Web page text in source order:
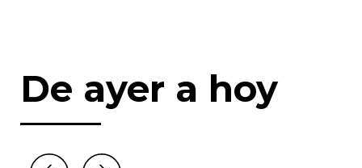
De ayer a hoy